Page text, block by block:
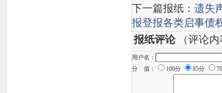
下一篇报纸： 遗失
报登报各类启事债
报纸评论（评论内
用户名：
分 值：
100分 85分